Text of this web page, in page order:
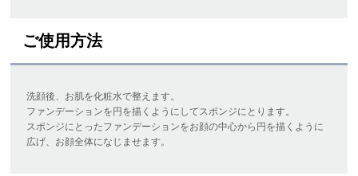
ご使用方法
洗顔後、お肌を化粧水で整えます。
ファンデーションを円を描くようにしてスポンジにとります。
スポンジにとったファンデーションをお顔の中心から円を描くように
広げ、お顔全体になじませます。